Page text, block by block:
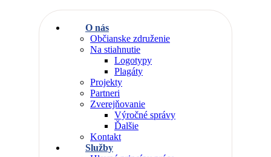
O nás
Občianske združenie
Na stiahnutie
Logotypy
Plagáty
Projekty
Partneri
Zverejňovanie
Výročné správy
Ďalšie
Kontakt
Služby